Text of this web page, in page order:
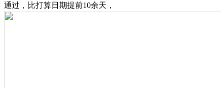
通过，比打算日期提前10余天，